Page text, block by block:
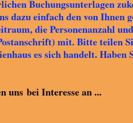
Buchungsunterlagen
dazu einfach den von Ihnen
die Personenanzahl
mit. Bitte teilen
es sich handelt. Haben
uns bei Interesse an ...